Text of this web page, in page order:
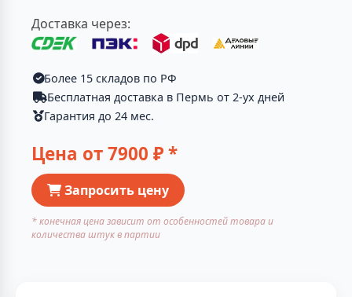
Доставка через:
Более 15 складов по РФ
Бесплатная доставка в Пермь от 2-ух дней
Гарантия до 24 мес.
Цена от7900 ₽ *
Запросить цену
* конечная цена зависит от особенностей товара и
количества штук в партии